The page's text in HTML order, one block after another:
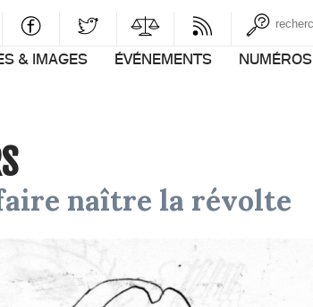
& IMAGES ÉVÉNEMENTS NUMÉROS
naître la révolte